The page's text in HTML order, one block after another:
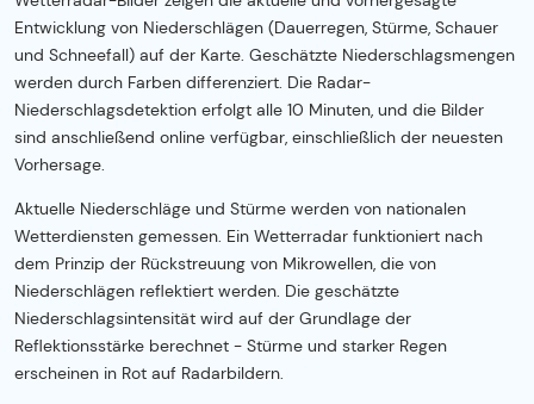
Entwicklung von Niederschlägen (Dauerregen, Stürme, Schauer
und Schneefall) auf der Karte. Geschätzte Niederschlagsmengen
werden durch Farben differenziert. Die Radar-
Niederschlagsdetektion erfolgt alle 10 Minuten, und die Bilder
sind anschließend online verfügbar, einschließlich der neuesten
Vorhersage.
Aktuelle Niederschläge und Stürme werden von nationalen
Wetterdiensten gemessen. Ein Wetterradar funktioniert nach
dem Prinzip der Rückstreuung von Mikrowellen, die von
Niederschlägen reflektiert werden. Die geschätzte
Niederschlagsintensität wird auf der Grundlage der
Reflektionsstärke berechnet - Stürme und starker Regen
erscheinen in Rot auf Radarbildern.